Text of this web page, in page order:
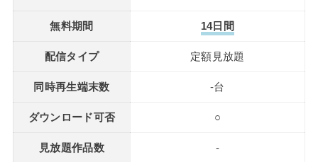
無料期間 14日間
配信タイプ 定額見放題
同時再生端末数 -台
ダウンロード可否 ○
見放題作品数 -